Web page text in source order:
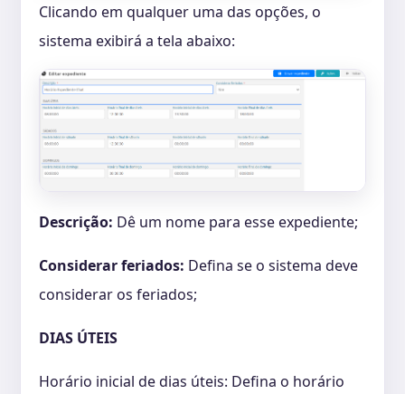
Clicando em qualquer uma das opções, o
sistema exibirá a tela abaixo:
Descrição: Dê um nome para esse expediente;
Considerar feriados: Defina se o sistema deve
considerar os feriados;
DIAS ÚTEIS
Horário inicial de dias úteis: Defina o horário